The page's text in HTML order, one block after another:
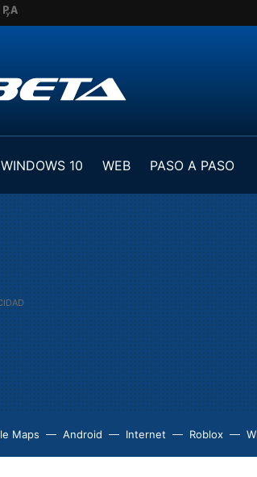
WINDOWS 10 WEB
PASO A PASO
Maps Android Internet Roblox